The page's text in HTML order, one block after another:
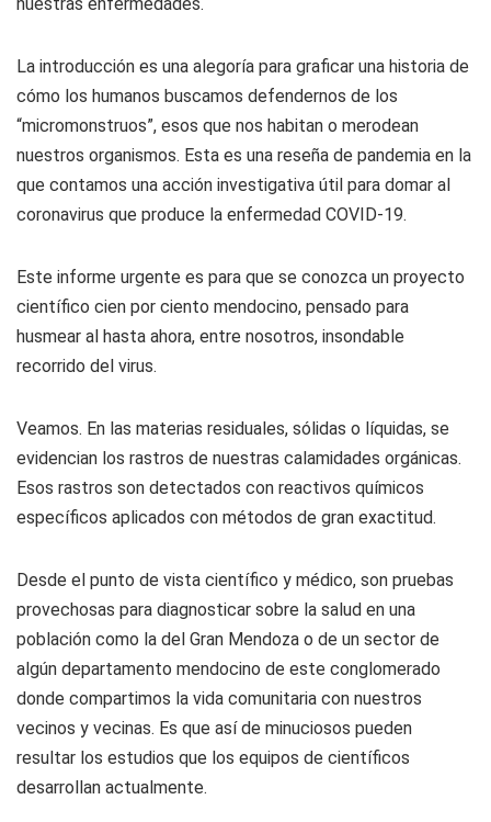
La introducción es una alegoría para graficar una historia de
cómo los humanos buscamos defendernos de los
“micromonstruos”, esos que nos habitan o merodean
nuestros organismos. Esta es una reseña de pandemia en la
que contamos una acción investigativa útil para domar al
coronavirus que produce la enfermedad COVID-19.
Este informe urgente es para que se conozca un proyecto
científico cien por ciento mendocino, pensado para
husmear al hasta ahora, entre nosotros, insondable
recorrido del virus.
Veamos. En las materias residuales, sólidas o líquidas, se
evidencian los rastros de nuestras calamidades orgánicas.
Esos rastros son detectados con reactivos químicos
específicos aplicados con métodos de gran exactitud.
Desde el punto de vista científico y médico, son pruebas
provechosas para diagnosticar sobre la salud en una
población como la del Gran Mendoza o de un sector de
algún departamento mendocino de este conglomerado
donde compartimos la vida comunitaria con nuestros
vecinos y vecinas. Es que así de minuciosos pueden
resultar los estudios que los equipos de científicos
desarrollan actualmente.